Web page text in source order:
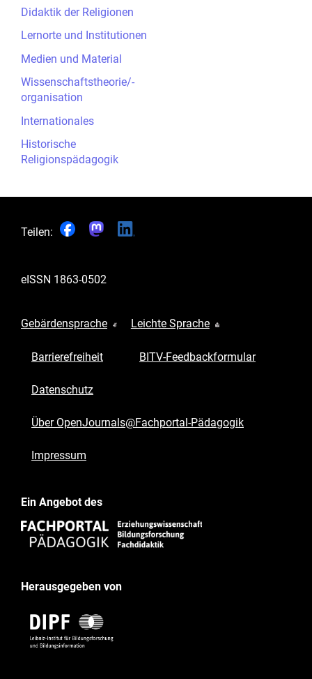
Didaktik der Religionen
Lernorte und Institutionen
Medien und Material
Wissenschaftstheorie/-
organisation
Internationales
Historische
Religionspädagogik
Teilen:
eISSN 1863-0502
Gebärdensprache Leichte Sprache
Barrierefreiheit BITV-Feedbackformular
Datenschutz
Über OpenJournals@Fachportal-Pädagogik
Impressum
Ein Angebot des
Herausgegeben von